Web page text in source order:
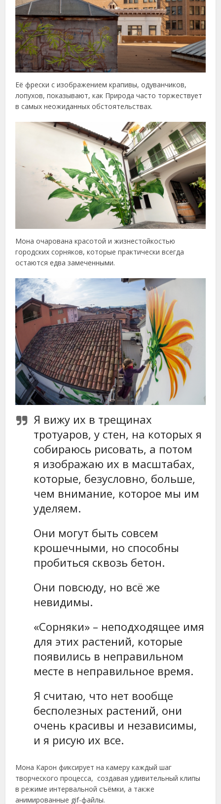
Её фрески с изображением крапивы, одуванчиков,
лопухов, показывают, как Природа часто торжествует
в самых неожиданных обстоятельствах.
Мона очарована красотой и жизнестойкостью
городских сорняков, которые практически всегда
остаются едва замеченными.
Я вижу их в трещинах
тротуаров, у стен, на которых я
собираюсь рисовать, а потом
я изображаю их в масштабах,
которые, безусловно, больше,
чем внимание, которое мы им
уделяем.
Они могут быть совсем
крошечными, но способны
пробиться сквозь бетон.
Они повсюду, но всё же
невидимы.
«Сорняки» – неподходящее имя
для этих растений, которые
появились в неправильном
месте в неправильное время.
Я считаю, что нет вообще
бесполезных растений, они
очень красивы и независимы,
и я рисую их все.
Мона Карон фиксирует на камеру каждый шаг
творческого процесса, создавая удивительный клипы
в режиме интервальной съёмки, а также
анимированные gif-файлы.